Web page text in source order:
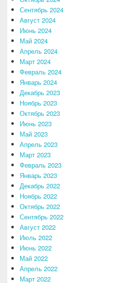
Сентябрь 2024
Август 2024
Июнь 2024
Май 2024
Апрель 2024
Март 2024
Февраль 2024
Январь 2024
Декабрь 2023
Ноябрь 2023
Октябрь 2023
Июнь 2023
Май 2023
Апрель 2023
Март 2023
Февраль 2023
Январь 2023
Декабрь 2022
Ноябрь 2022
Октябрь 2022
Сентябрь 2022
Август 2022
Июль 2022
Июнь 2022
Май 2022
Апрель 2022
Март 2022